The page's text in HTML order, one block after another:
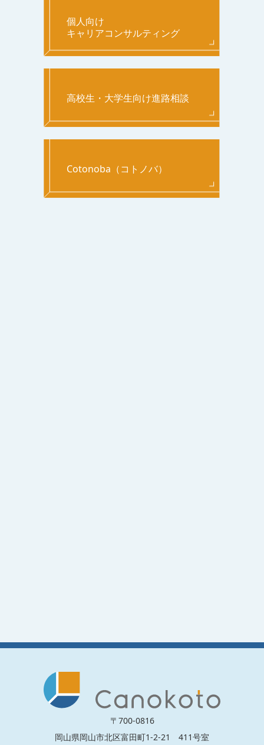
個人向け
キャリアコンサルティング
高校生・大学生向け進路相談
Cotonoba（コトノバ）
〒700-0816
岡山県岡山市北区富田町1-2-21 411号室